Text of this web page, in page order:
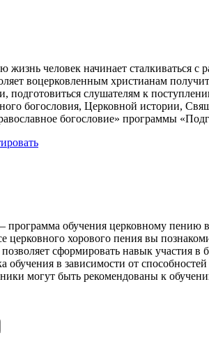
человек начинает сталкиваться
воцерковленным христианам
слушателям к
богословия, Церковной истории,
богословие» программы
обучения церковному пению
хорового пения вы
позволяет сформировать навык
обучения в зависимости от
могут быть рекомендованы к